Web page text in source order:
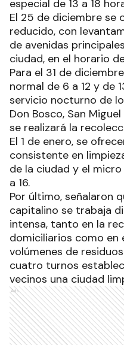
especial de 13 a 18
El 25 de diciembre se
reducido, con
de avenidas
ciudad, en el horario de
Para el 31 de
normal de 6 a 12 y de
servicio nocturno de
Don Bosco, San
se realizará la
El 1 de enero, se
consistente en
de la ciudad y el
a 16.
Por último, señalaron
capitalino se trabaja
intensa, tanto en la
domiciliarios como en
volúmenes de
cuatro turnos
vecinos una ciudad
Ads